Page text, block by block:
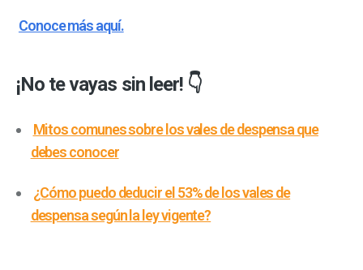
Conoce más aquí.
¡No te vayas sin leer! 👇
Mitos comunes sobre los vales de despensa que
debes conocer
¿Cómo puedo deducir el 53% de los vales de
despensa según la ley vigente?